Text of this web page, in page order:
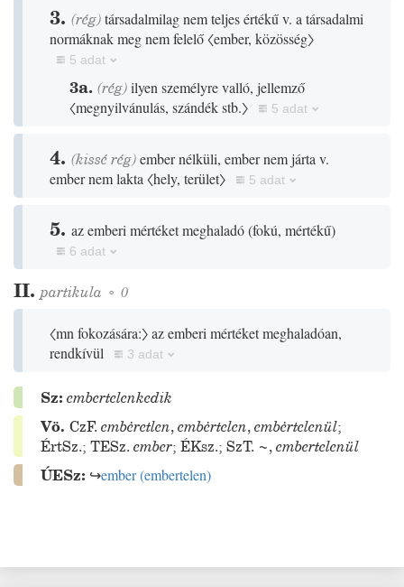
3. (rég)társadalmilag nem teljes értékű v. a társadalmi
normáknak meg nem felelő〈ember, közösség〉
5 adat
3a. (rég)ilyen személyre valló, jellemző
〈megnyilvánulás, szándék stb.〉
5 adat
4. (kissérég)ember nélküli, ember nem járta v.
ember nem lakta 〈hely, terület〉 5 adat
5. az emberi mértéket meghaladó(fokú, mértékű)
6 adat
II.partikula ◦ 0
〈mn fokozására:〉az emberi mértéket meghaladóan,
rendkívül
3 adat
Sz: embertelenkedik
Vö. CzF. embėretlen,embėrtelen,embėrtelenül;
ÉrtSz.; TESz. ember; ÉKsz.; SzT. ~,embertelenül
ÚESz: ↪ember(embertelen)